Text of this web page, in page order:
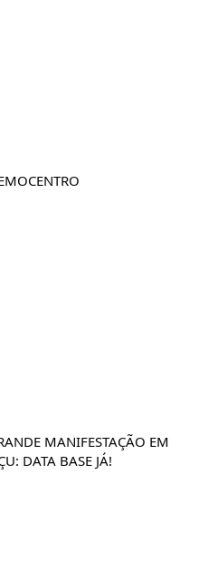
MANIFESTAÇÃO EM
DATA BASE JÁ!